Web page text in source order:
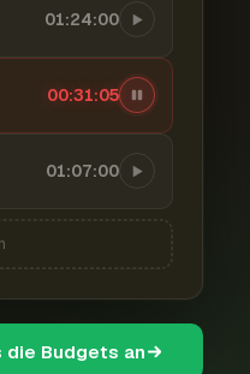
01:24:00
00:31:06
01:07:00
die Budgets an